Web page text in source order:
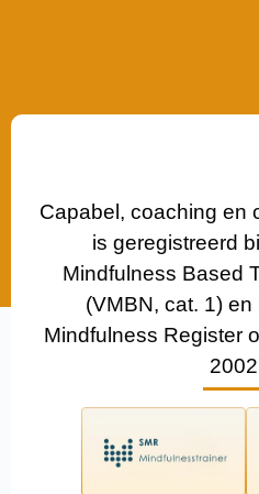
Capabel, coaching en
is geregistreerd
Mindfulness Based
(VMBN, cat. 1)
Mindfulness Register